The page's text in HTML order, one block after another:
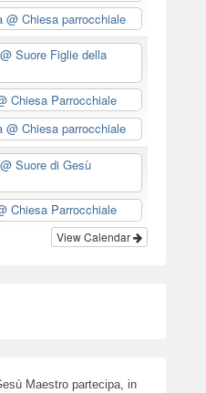
@ Chiesa parrocchiale
@ Suore Figlie della
Chiesa Parrocchiale
@ Chiesa parrocchiale
@ Suore di Gesù
Chiesa Parrocchiale
View Calendar
Maestro partecipa, in